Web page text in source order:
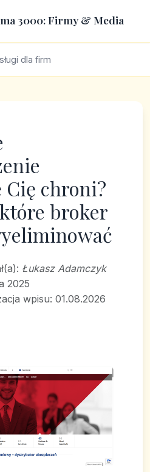
3000: Firmy & Media
dla firm
chroni?
które broker
Łukasz Adamczyk
2025
wpisu: 01.08.2026